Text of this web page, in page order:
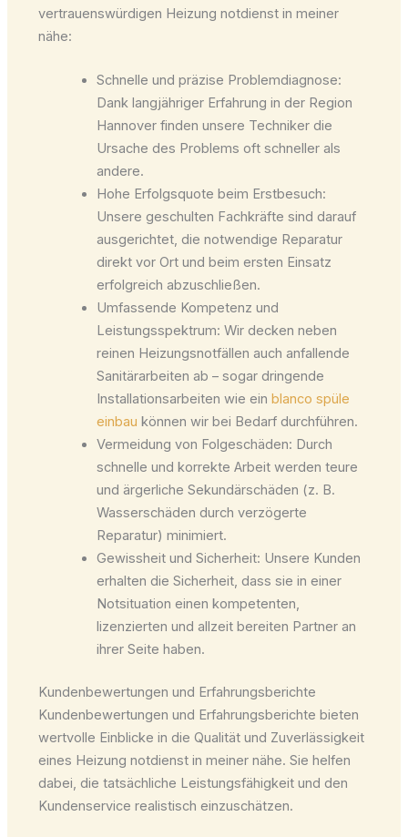
vertrauenswürdigen Heizung notdienst in meiner
nähe:
Schnelle und präzise Problemdiagnose:
Dank langjähriger Erfahrung in der Region
Hannover finden unsere Techniker die
Ursache des Problems oft schneller als
andere.
Hohe Erfolgsquote beim Erstbesuch:
Unsere geschulten Fachkräfte sind darauf
ausgerichtet, die notwendige Reparatur
direkt vor Ort und beim ersten Einsatz
erfolgreich abzuschließen.
Umfassende Kompetenz und
Leistungsspektrum: Wir decken neben
reinen Heizungsnotfällen auch anfallende
Sanitärarbeiten ab – sogar dringende
Installationsarbeiten wie ein blanco spüle
einbau können wir bei Bedarf durchführen.
Vermeidung von Folgeschäden: Durch
schnelle und korrekte Arbeit werden teure
und ärgerliche Sekundärschäden (z. B.
Wasserschäden durch verzögerte
Reparatur) minimiert.
Gewissheit und Sicherheit: Unsere Kunden
erhalten die Sicherheit, dass sie in einer
Notsituation einen kompetenten,
lizenzierten und allzeit bereiten Partner an
ihrer Seite haben.
Kundenbewertungen und Erfahrungsberichte
Kundenbewertungen und Erfahrungsberichte bieten
wertvolle Einblicke in die Qualität und Zuverlässigkeit
eines Heizung notdienst in meiner nähe. Sie helfen
dabei, die tatsächliche Leistungsfähigkeit und den
Kundenservice realistisch einzuschätzen.